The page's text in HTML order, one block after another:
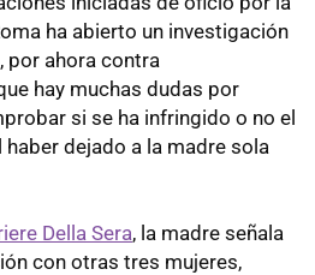
ha abierto un investigación
por ahora contra
hay muchas dudas por
si se ha infringido o no el
dejado a la madre sola
Della Sera, la madre señala
con otras tres mujeres,